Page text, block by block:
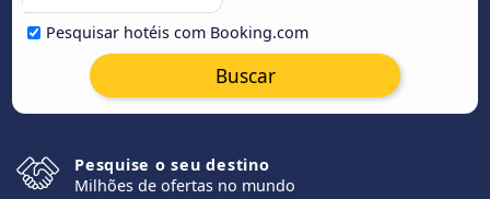
Pesquisar hotéis com Booking.com
Buscar
Pesquise o seu destino
Milhões de ofertas no mundo